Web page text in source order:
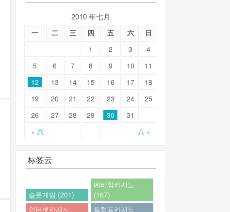
2010 年七月
一 二 三 四 五 六 日
« 六 八 »
1 2 3
4
5
6 7 8 9 10
11
12
13 14 15 16 17
18
19
20 21 22 23 24
25
26
27 28 29 30 31
标签云
슬롯게임 (201)
에비앙카지노
(167)
인터넷카지노
트럼프카지노